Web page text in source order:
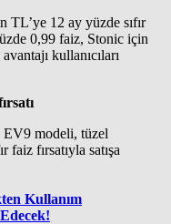
TL’ye 12 ay yüzde sıfır
0,99 faiz, Stonic için
kullanıcıları
EV9 modeli, tüzel
fırsatıyla satışa
Kullanım